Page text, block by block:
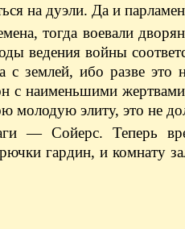
на дуэли. Да и
тогда воевали
ведения войны
с землей, ибо разве
с наименьшими
элиту, это не
— Сойерс. Теперь
гардин, и комнату